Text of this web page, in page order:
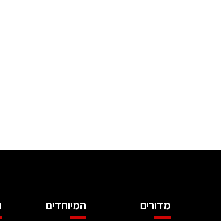
מדורים המיוחדים